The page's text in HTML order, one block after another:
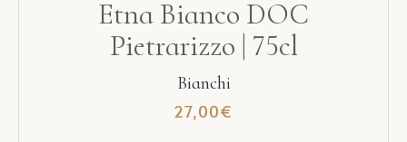
Etna Bianco DOC
Pietrarizzo | 75cl
Bianchi
27,00€